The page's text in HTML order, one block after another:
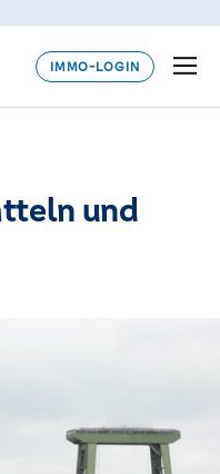
IMMO-LOGIN
und